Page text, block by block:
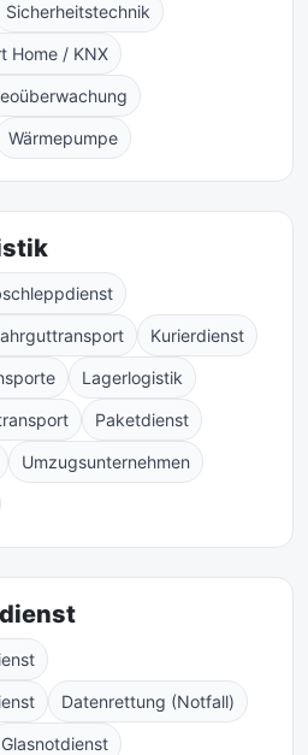
Sicherheitstechnik
Home / KNX
Wärmepumpe
Kurierdienst
Lagerlogistik
Paketdienst
Umzugsunternehmen
Datenrettung (Notfall)
Glasnotdienst